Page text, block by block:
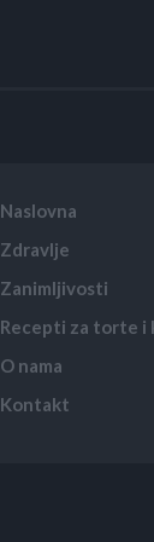
Naslovna
Zdravlje
Zanimljivosti
Recepti za torte i
O nama
Kontakt